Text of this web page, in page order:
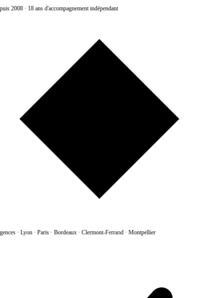
2008·18 ans d'accompagnement indépendant
·Lyon · Paris · Bordeaux · Clermont-Ferrand · Montpellier